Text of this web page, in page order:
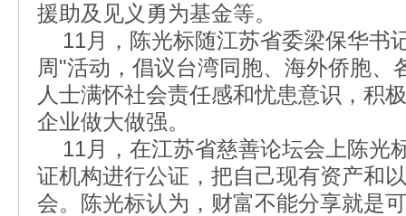
援助及见义勇为基金等。
11月，陈光标随江苏省委梁保华书
周"活动，倡议台湾同胞、海外侨胞、
人士满怀社会责任感和忧患意识，积
企业做大做强。
11月，在江苏省慈善论坛会上陈光
证机构进行公证，把自己现有资产和
会。陈光标认为，财富不能分享就是